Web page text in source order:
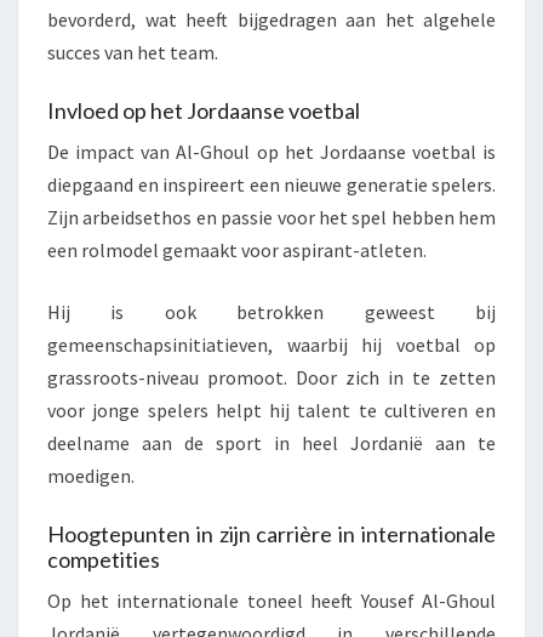
bevorderd, wat heeft bijgedragen aan het algehele
succes van het team.
Invloed op het Jordaanse voetbal
De impact van Al-Ghoul op het Jordaanse voetbal is
diepgaand en inspireert een nieuwe generatie spelers.
Zijn arbeidsethos en passie voor het spel hebben hem
een rolmodel gemaakt voor aspirant-atleten.
Hij is ook betrokken geweest bij
gemeenschapsinitiatieven, waarbij hij voetbal op
grassroots-niveau promoot. Door zich in te zetten
voor jonge spelers helpt hij talent te cultiveren en
deelname aan de sport in heel Jordanië aan te
moedigen.
Hoogtepunten in zijn carrière in internationale
competities
Op het internationale toneel heeft Yousef Al-Ghoul